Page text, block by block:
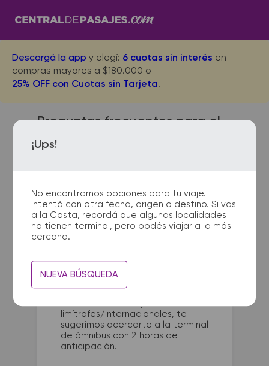
Descargá la app y elegí: 6 cuotas sin interés en
compras mayores a $180.000 o
25% OFF con Cuotas sin Tarjeta.
¡Ups!
No encontramos opciones para tu viaje.
Intentá con otra fecha, origen o destino. Si vas
a la Costa, recordá que algunas localidades
no tienen terminal, pero podés viajar a la más
cercana.
NUEVA BÚSQUEDA
Preguntas frecuentes para el
viaje desde Villa Clara a El
Talar
¿Con cuánta anticipación
debo presentarme en la
terminal de micros?
Para viajes nacionales es
limítrofes/internacionales, te
sugerimos acercarte a la terminal
de ómnibus con 2 horas de
anticipación.